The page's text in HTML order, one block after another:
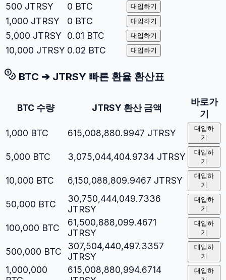
500 JTRSY 0 BTC 대입하기
1,000 JTRSY 0 BTC 대입하기
5,000 JTRSY 0.01 BTC 대입하기
10,000 JTRSY 0.02 BTC 대입하기
BTC ➔ JTRSY 빠른 환율 환산표
BTC수량 JTRSY 환산 금액
바로가
기
1,000 BTC 615,008,880.9947 JTRSY
대입하
기
5,000 BTC 3,075,044,404.9734 JTRSY
대입하
기
10,000 BTC 6,150,088,809.9467 JTRSY
대입하
기
50,000 BTC
30,750,444,049.7336
JTRSY
대입하
기
100,000 BTC
61,500,888,099.4671
JTRSY
대입하
기
500,000 BTC
307,504,440,497.3357
JTRSY
대입하
기
1,000,000
615,008,880,994.6714
대입하